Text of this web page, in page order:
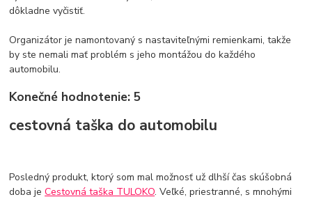
dôkladne vyčistiť.
Organizátor je namontovaný s nastaviteľnými remienkami, takže
by ste nemali mať problém s jeho montážou do každého
automobilu.
Konečné hodnotenie: 5
cestovná taška do automobilu
Posledný produkt, ktorý som mal možnosť už dlhší čas skúšobná
doba jeCestovná taška TULOKO. Veľké, priestranné, s mnohými